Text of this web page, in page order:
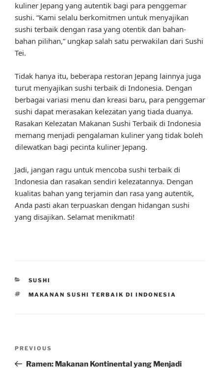
kuliner Jepang yang autentik bagi para penggemar
sushi. “Kami selalu berkomitmen untuk menyajikan
sushi terbaik dengan rasa yang otentik dan bahan-
bahan pilihan,” ungkap salah satu perwakilan dari Sushi
Tei.
Tidak hanya itu, beberapa restoran Jepang lainnya juga
turut menyajikan sushi terbaik di Indonesia. Dengan
berbagai variasi menu dan kreasi baru, para penggemar
sushi dapat merasakan kelezatan yang tiada duanya.
Rasakan Kelezatan Makanan Sushi Terbaik di Indonesia
memang menjadi pengalaman kuliner yang tidak boleh
dilewatkan bagi pecinta kuliner Jepang.
Jadi, jangan ragu untuk mencoba sushi terbaik di
Indonesia dan rasakan sendiri kelezatannya. Dengan
kualitas bahan yang terjamin dan rasa yang autentik,
Anda pasti akan terpuaskan dengan hidangan sushi
yang disajikan. Selamat menikmati!
CATEGORIES
SUSHI
TAGS
MAKANAN SUSHI TERBAIK DI INDONESIA
Previous
Post
PREVIOUS
Ramen: Makanan Kontinental yang Menjadi